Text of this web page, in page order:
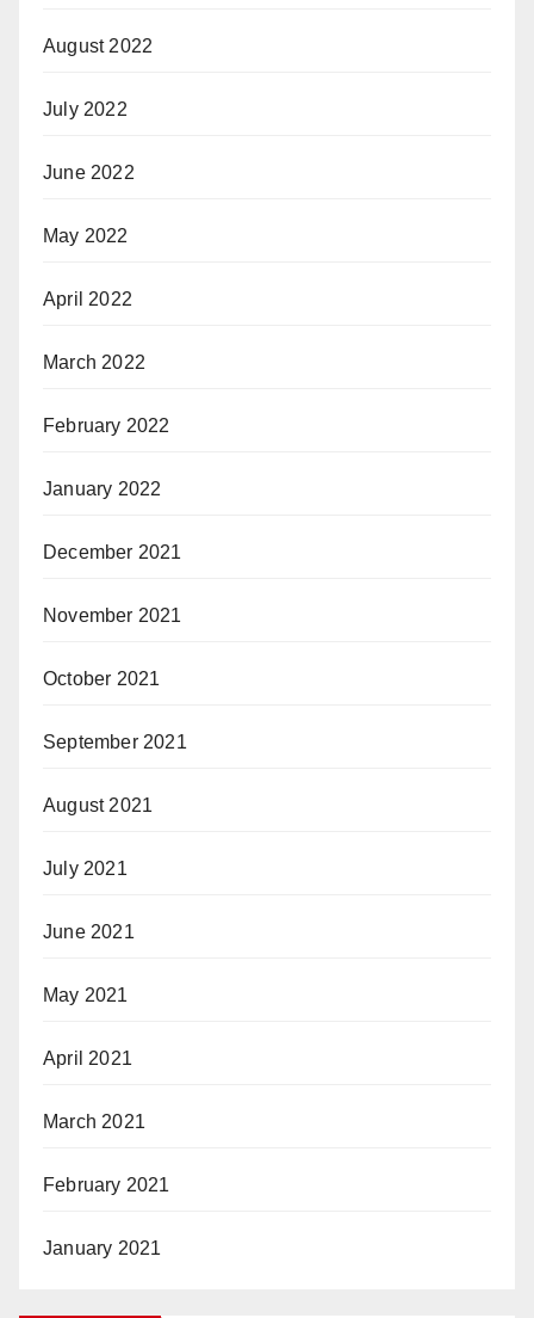
August 2022
July 2022
June 2022
May 2022
April 2022
March 2022
February 2022
January 2022
December 2021
November 2021
October 2021
September 2021
August 2021
July 2021
June 2021
May 2021
April 2021
March 2021
February 2021
January 2021